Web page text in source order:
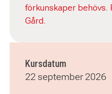
förkunskaper behövs.
Gård.
Kursdatum
22 september 2026